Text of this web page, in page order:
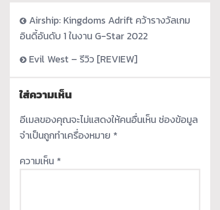
Airship: Kingdoms Adrift คว้ารางวัลเกม
อินดี้อันดับ 1 ในงาน G-Star 2022
Evil West – รีวิว [REVIEW]
ใส่ความเห็น
อีเมลของคุณจะไม่แสดงให้คนอื่นเห็น ช่องข้อมูล
จำเป็นถูกทำเครื่องหมาย *
ความเห็น *